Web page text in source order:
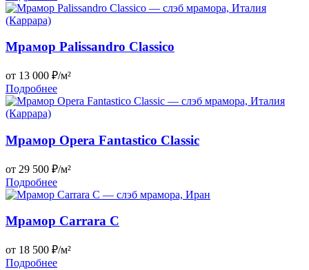
Мрамор Palissandro Classico
от 13 000 ₽/м²
Подробнее
Мрамор Opera Fantastico Classic
от 29 500 ₽/м²
Подробнее
Мрамор Carrara C
от 18 500 ₽/м²
Подробнее